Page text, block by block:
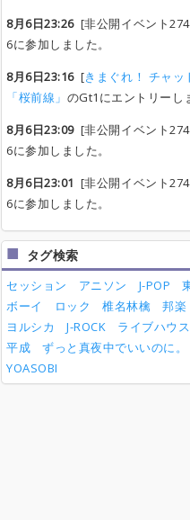
8月6日23:26[非公開イベント
6に参加しました。
8月6日23:16[きまぐれ！ チャ
「桜前線」 のGt1にエントリーし
8月6日23:09[非公開イベント
6に参加しました。
8月6日23:01 [非公開イベント
6に参加しました。
タグ検索
セッション アニソン J-POP
ボーイ
ロック 椎名林檎 邦楽
ヨルシカ
J-ROCK ライブハウス
平成
ずっと真夜中でいいのに。
YOASOBI